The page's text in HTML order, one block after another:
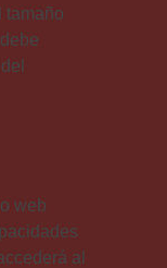
tamaño
web
al